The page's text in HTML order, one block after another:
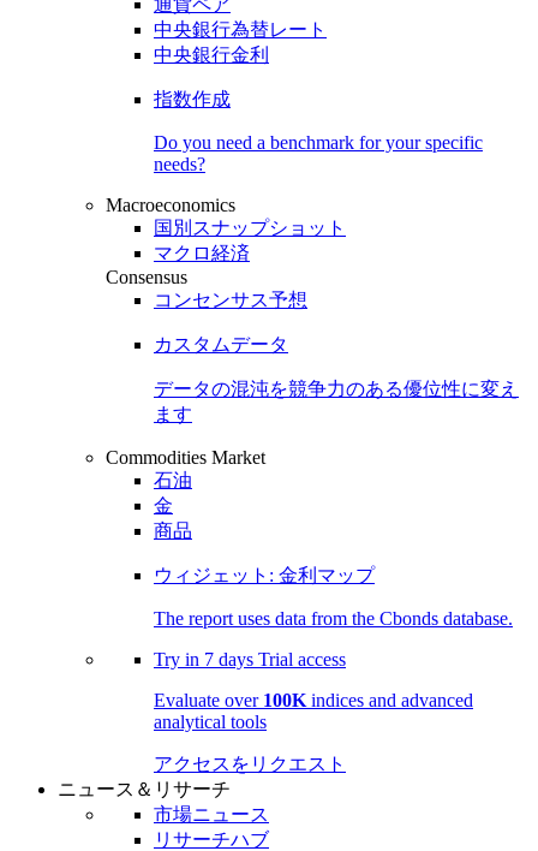
通貨ペア
中央銀行為替レート
中央銀行金利
指数作成
Do you need a benchmark for your specific
needs?
Macroeconomics
国別スナップショット
マクロ経済
Consensus
コンセンサス予想
カスタムデータ
データの混沌を競争力のある優位性に変え
ます
Commodities Market
石油
金
商品
ウィジェット: 金利マップ
The report uses data from the Cbonds database.
Try in 7 days Trial access
Evaluate over 100K indices and advanced
analytical tools
アクセスをリクエスト
ニュース＆リサーチ
市場ニュース
リサーチハブ